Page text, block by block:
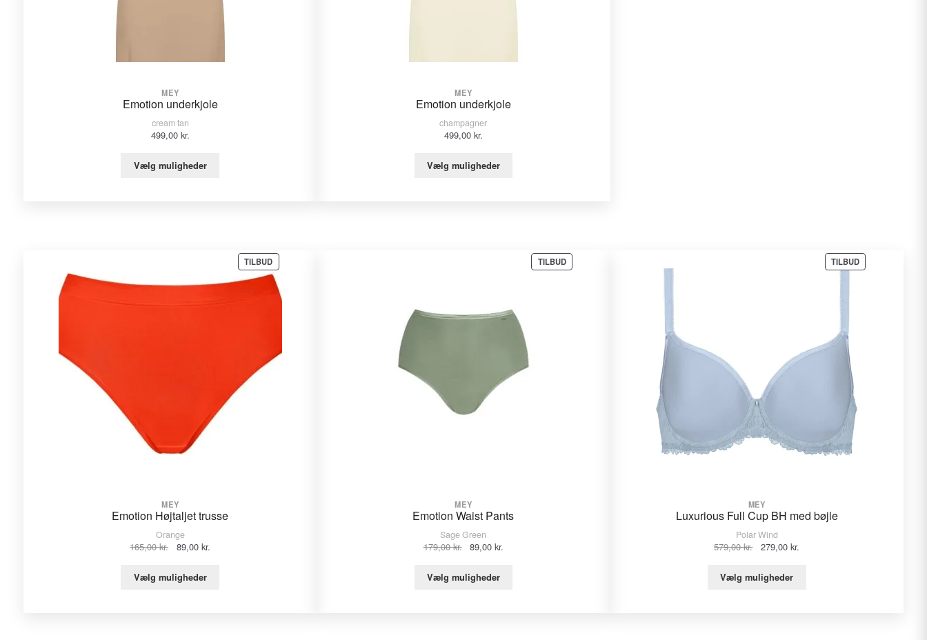
MEY
Emotion underkjole
cream tan
499,00 kr.
Vælg muligheder
MEY
Emotion underkjole
champagner
499,00 kr.
Vælg muligheder
TILBUDVARE
PÅ
TILBUD
MEY
Emotion Højtaljet trusse
Orange
165,00kr.
Den
pris
var:
89,00kr.
Vælg muligheder
TILBUDVARE
PÅ
MEY
Emotion Waist Pants
Sage Green
179,00kr.
Den
pris
var:
89,00kr.
Vælg muligheder
TILBUDVARE
PÅ
MEY
Luxurious Full Cup BH med bøjle
Polar Wind
579,00kr.
Den
pris
var:
279,00kr.
Vælg muligheder